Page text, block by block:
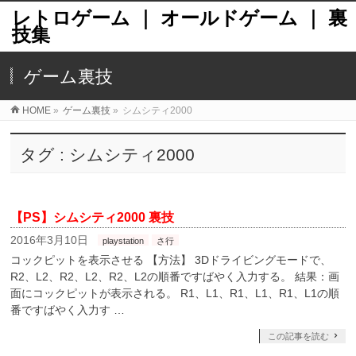
レトロゲーム ｜ オールドゲーム ｜ 裏
技集
ゲーム裏技
HOME » ゲーム裏技 » シムシティ2000
タグ : シムシティ2000
【PS】シムシティ2000 裏技
2016年3月10日 playstation さ行
コックピットを表示させる 【方法】 3Dドライビングモードで、
R2、L2、R2、L2、R2、L2の順番ですばやく入力する。 結果：画
面にコックピットが表示される。 R1、L1、R1、L1、R1、L1の順
番ですばやく入力す …
この記事を読む